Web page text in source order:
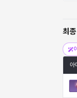
최
아